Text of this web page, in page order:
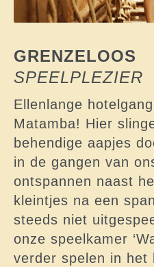
GRENZELOOS
SPEELPLEZIER
Ellenlange
Matamba! Hier
behendige aapjes
in de gangen van
ontspannen naast
kleintjes na een
steeds niet
onze speelkamer
verder spelen in het